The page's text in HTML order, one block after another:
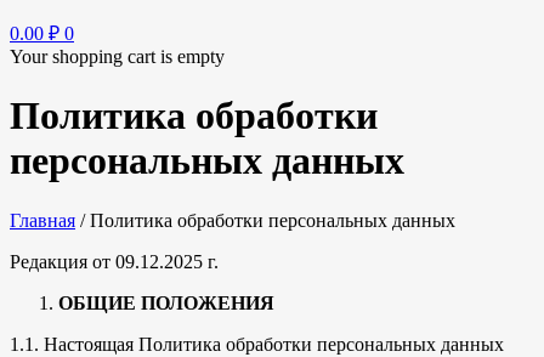
0.00 ₽ 0
Your shopping cart is empty
Политика обработки
персональных данных
Главная / Политика обработки персональных данных
Редакция от 09.12.2025 г.
ОБЩИЕ ПОЛОЖЕНИЯ
1.1. Настоящая Политика обработки персональных данных